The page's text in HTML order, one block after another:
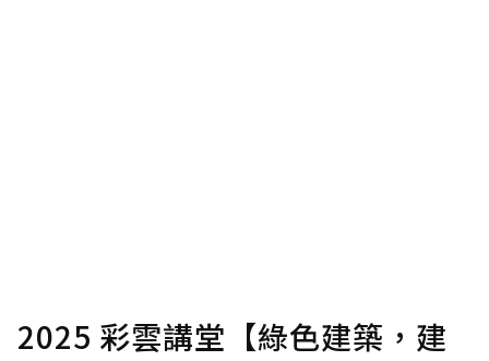
2025 彩雲講堂【綠色建築，建